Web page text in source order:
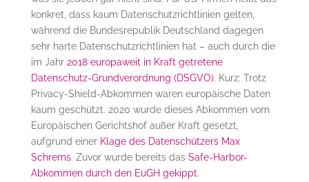
konkret, dass kaum Datenschutzrichtlinien gelten,
während die Bundesrepublik Deutschland dagegen
sehr harte Datenschutzrichtlinien hat – auch durch die
im Jahr 2018 europaweit in Kraft getretene
Datenschutz-Grundverordnung (DSGVO). Kurz: Trotz
Privacy-Shield-Abkommen waren europäische Daten
kaum geschützt. 2020 wurde dieses Abkommen vom
Europäischen Gerichtshof außer Kraft gesetzt,
aufgrund einer Klage des Datenschützers Max
Schrems. Zuvor wurde bereits das Safe-Harbor-
Abkommen durch den EuGH gekippt.